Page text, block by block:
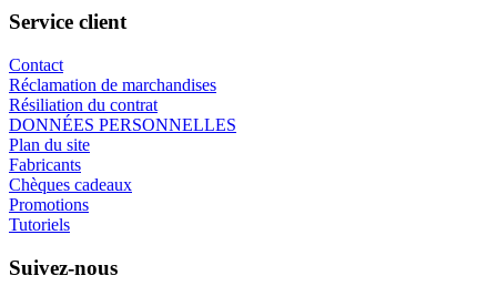
Service client
Contact
Réclamation de marchandises
Résiliation du contrat
DONNÉES PERSONNELLES
Plan du site
Fabricants
Chèques cadeaux
Promotions
Tutoriels
Suivez-nous